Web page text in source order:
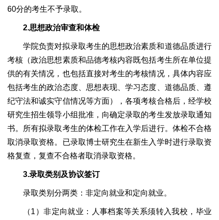
60分的考生不予录取。
2.思想政治审查和体检
学院负责对拟录取考生的思想政治素质和道德品质进行
考核（政治思想素质和品德考核内容既包括考生所在单位提
供的有关情况，也包括直接对考生的考核情况，具体内容应
包括考生的政治态度、思想表现、学习态度、道德品质、遵
纪守法和诚实守信情况等方面），各项考核合格后，经学校
研究生招生领导小组批准，向确定录取的考生发放录取通知
书。所有拟录取考生的体检工作在入学后进行。体检不合格
取消录取资格。已录取博士研究生在新生入学时进行录取资
格复查，复查不合格者取消录取资格。
3.录取类别及协议签订
录取类别分两类：非定向就业和定向就业。
（1）非定向就业：人事档案等关系须转入我校，毕业